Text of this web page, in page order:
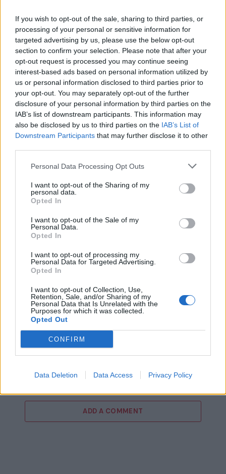
If you wish to opt-out of the sale, sharing to third parties, or
processing of your personal or sensitive information for
targeted advertising by us, please use the below opt-out
section to confirm your selection. Please note that after your
opt-out request is processed you may continue seeing
interest-based ads based on personal information utilized by
us or personal information disclosed to third parties prior to
your opt-out. You may separately opt-out of the further
disclosure of your personal information by third parties on the
IAB’s list of downstream participants. This information may
also be disclosed by us to third parties on the IAB’s List of
Downstream Participants that may further disclose it to other
Personal Data Processing Opt Outs
I want to opt-out of the Sharing of my
personal data.
Opted In
I want to opt-out of the Sale of my
Personal Data.
Opted In
I want to opt-out of processing my
Personal Data for Targeted Advertising.
Opted In
I want to opt-out of Collection, Use,
Retention, Sale, and/or Sharing of my
Personal Data that Is Unrelated with the
Purposes for which it was collected.
Opted Out
CONFIRM
Data Deletion Data Access Privacy Policy
στιγμή σε απόλυτη gaming εμπειρία!
Ο Geralt επιστρέφει! Πρώτη παρουσίαση του
νέου expansion του The Witcher 3 στη
Gamescom
15ο eCommerce & Digital Marketing World
2026: «The Growth Playbook!» με 2+1
συνέδρια στις 4 Νοεμβρίου!
ADD A COMMENT